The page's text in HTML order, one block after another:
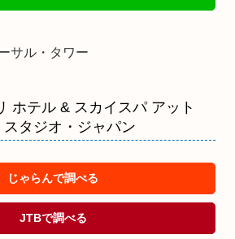
サル・タワー
ホテル & スカイスパ アット
タジオ・ジャパン
じゃらんで調べる
JTBで調べる